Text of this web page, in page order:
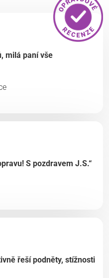
milá paní vše
S pozdravem J.S.“
řeší podněty, stížnosti